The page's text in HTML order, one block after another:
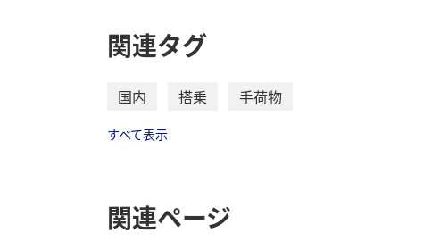
関連タグ
国内 搭乗 手荷物
すべて表示
関連ページ